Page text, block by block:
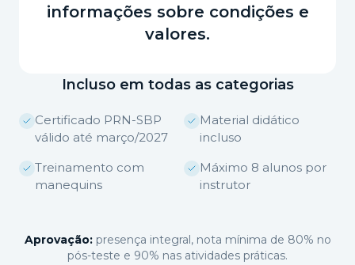
informações sobre condições e
valores.
Incluso em todas as categorias
Certificado PRN-SBP
válido até março/2027
Material didático
incluso
Treinamento com
manequins
Máximo 8 alunos por
instrutor
Aprovação:presença integral, nota mínima de 80% no
pós-teste e 90% nas atividades práticas.